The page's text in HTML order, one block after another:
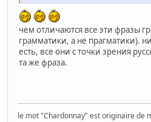
чем отличаются все эти фразы
грамматики, а не прагматики).
есть, все они с точки зрения
та же фраза.
le mot "Chardonnay" est originaire de